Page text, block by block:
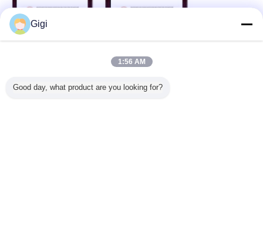
Gigi
1:56 AM
Good day, what product are you looking for?